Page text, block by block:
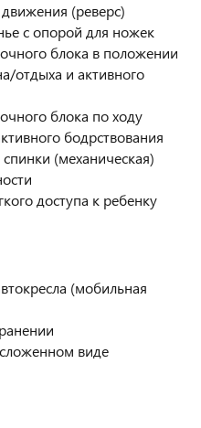
(реверс)
с опорой для ножек
блока в положении
отдыха и активного
блока по ходу
бодрствования
(механическая)
доступа к ребенку
(мобильная
виде